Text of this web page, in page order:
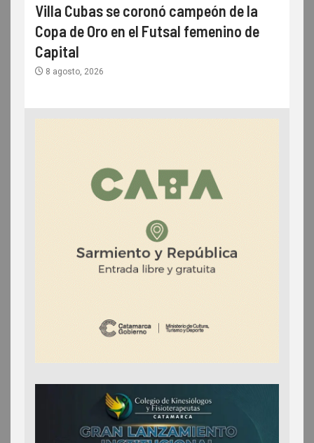
Villa Cubas se coronó campeón de la
Copa de Oro en el Futsal femenino de
Capital
8 agosto, 2026